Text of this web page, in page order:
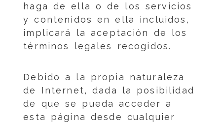
haga de ella o de los servicios
y contenidos en ella incluidos,
implicará la aceptación de los
términos legales recogidos.
Debido a la propia naturaleza
de Internet, dada la posibilidad
de que se pueda acceder a
esta página desde cualquier